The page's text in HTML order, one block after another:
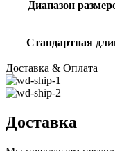
Диапазон
Стандартная
Доставка & Оплата
Доставка